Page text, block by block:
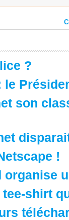
?
le
son
!
organise
shirt